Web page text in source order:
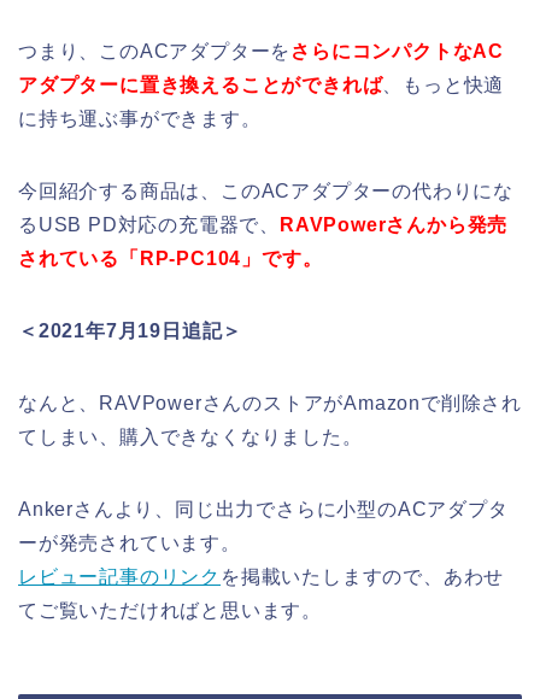
つまり、このACアダプターを さらにコンパクトなAC
アダプターに置き換えることができれば、もっと快適
に持ち運ぶ事ができます。
今回紹介する商品は、このACアダプターの代わりにな
るUSB PD対応の充電器で、
RAVPowerさんから発売
されている「RP-PC104」です。
＜2021年7月19日追記＞
なんと、RAVPowerさんのストアがAmazonで削除され
てしまい、購入できなくなりました。
Ankerさんより、同じ出力でさらに小型のACアダプタ
ーが発売されています。
レビュー記事のリンク を掲載いたしますので、あわせ
てご覧いただければと思います。